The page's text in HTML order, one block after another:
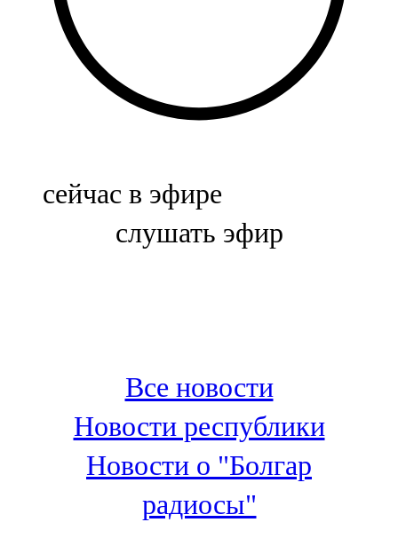
Баулы
107,5 FM
Биләр
Болгар
100,3 FM
Зәй
106,6 FM
Кадыбаш
105,2 FM
сейчас в эфире
слушать эфир
Все новости
Новости республики
Новости о "Болгар
радиосы"